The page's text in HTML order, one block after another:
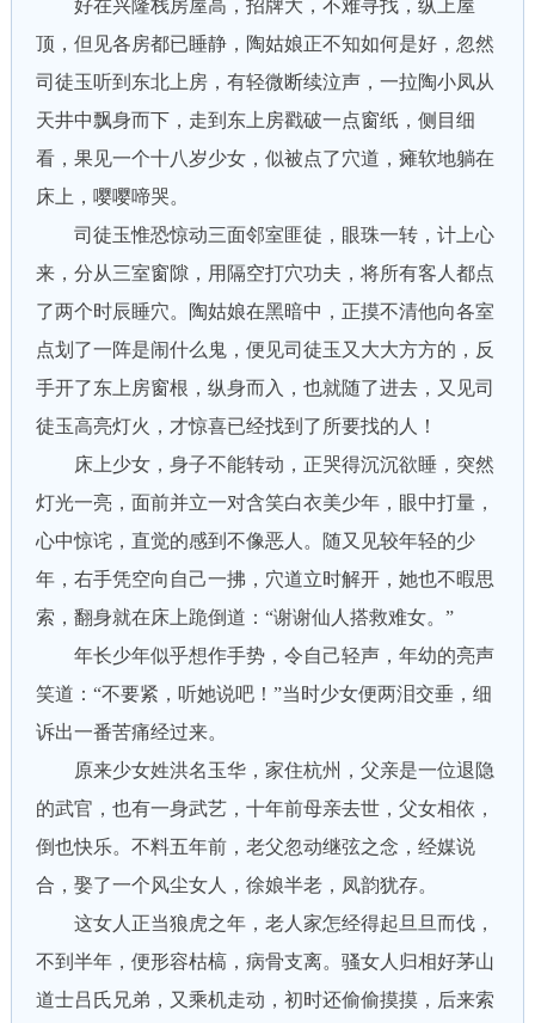
好在兴隆栈房屋高，招牌大，不难寻找，纵上屋
顶，但见各房都已睡静，陶姑娘正不知如何是好，忽然
司徒玉听到东北上房，有轻微断续泣声，一拉陶小凤从
天井中飘身而下，走到东上房戳破一点窗纸，侧目细
看，果见一个十八岁少女，似被点了穴道，瘫软地躺在
床上，嘤嘤啼哭。
司徒玉惟恐惊动三面邻室匪徒，眼珠一转，计上心
来，分从三室窗隙，用隔空打穴功夫，将所有客人都点
了两个时辰睡穴。陶姑娘在黑暗中，正摸不清他向各室
点划了一阵是闹什么鬼，便见司徒玉又大大方方的，反
手开了东上房窗根，纵身而入，也就随了进去，又见司
徒玉高亮灯火，才惊喜已经找到了所要找的人！
床上少女，身子不能转动，正哭得沉沉欲睡，突然
灯光一亮，面前并立一对含笑白衣美少年，眼中打量，
心中惊诧，直觉的感到不像恶人。随又见较年轻的少
年，右手凭空向自己一拂，穴道立时解开，她也不暇思
索，翻身就在床上跪倒道：“谢谢仙人搭救难女。”
年长少年似乎想作手势，令自己轻声，年幼的亮声
笑道：“不要紧，听她说吧！”当时少女便两泪交垂，细
诉出一番苦痛经过来。
原来少女姓洪名玉华，家住杭州，父亲是一位退隐
的武官，也有一身武艺，十年前母亲去世，父女相依，
倒也快乐。不料五年前，老父忽动继弦之念，经媒说
合，娶了一个风尘女人，徐娘半老，凤韵犹存。
这女人正当狼虎之年，老人家怎经得起旦旦而伐，
不到半年，便形容枯槁，病骨支离。骚女人归相好茅山
道士吕氏兄弟，又乘机走动，初时还偷偷摸摸，后来索